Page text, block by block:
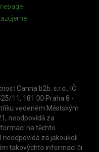
Canna b2b, s.r.o., IČ
11, 181 00 Praha 8 -
vedeném Městským
neodpovídá za
na těchto
za jakoukoli
takovýchto informací či